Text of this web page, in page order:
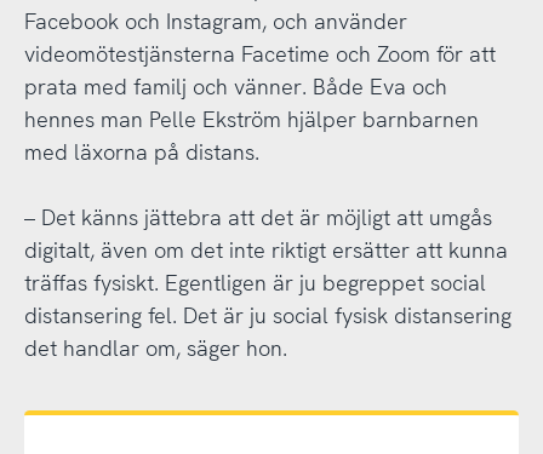
Facebook och Instagram, och använder
videomötestjänsterna Facetime och Zoom för att
prata med familj och vänner. Både Eva och
hennes man Pelle Ekström hjälper barnbarnen
med läxorna på distans.
– Det känns jättebra att det är möjligt att umgås
digitalt, även om det inte riktigt ersätter att kunna
träffas fysiskt. Egentligen är ju begreppet social
distansering fel. Det är ju social fysisk distansering
det handlar om, säger hon.